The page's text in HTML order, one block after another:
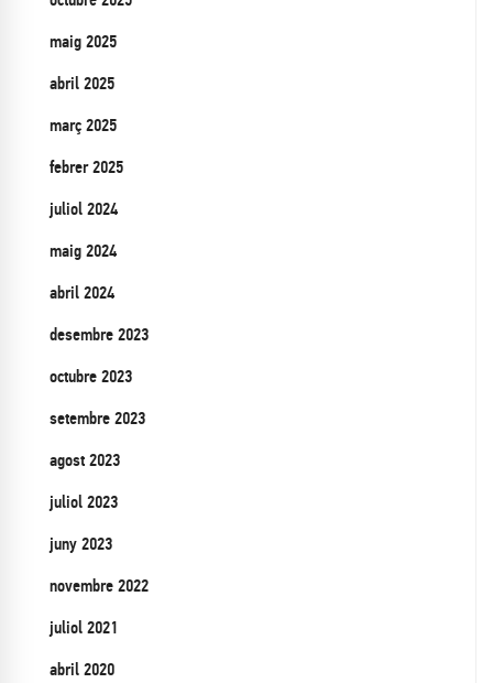
maig 2025
abril 2025
març 2025
febrer 2025
juliol 2024
maig 2024
abril 2024
desembre 2023
octubre 2023
setembre 2023
agost 2023
juliol 2023
juny 2023
novembre 2022
juliol 2021
abril 2020